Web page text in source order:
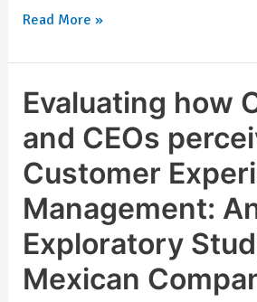
Read More »
Evaluating how
and CEOs
Customer
Management:
Exploratory
Mexican
Evaluating
how
Owners
and
CEOs
perceive
Customer
Experience
Management:
An
Exploratory
Study